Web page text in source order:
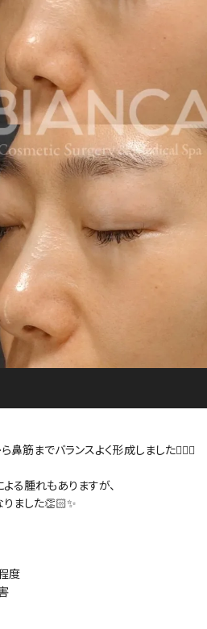
筋までバランスよく形成しました👨🏻‍⚕️
る腫れもありますが、
ました👏🏻✨
度